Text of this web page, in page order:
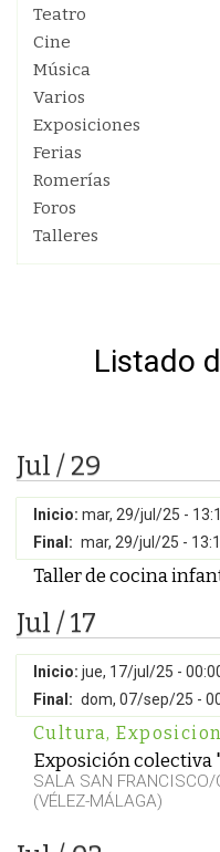
Teatro
Cine
Música
Varios
Exposiciones
Ferias
Romerías
Foros
Talleres
Listado
Jul / 29
Inicio: mar, 29/jul/25 -
Final: mar, 29/jul/25 -
Taller de cocina
Jul / 17
Inicio: jue, 17/jul/25 -
Final: dom, 07/sep/25 -
Cultura,
Exposición colectiva
SALA SAN FRANCISCO/
(VÉLEZ-MÁLAGA)